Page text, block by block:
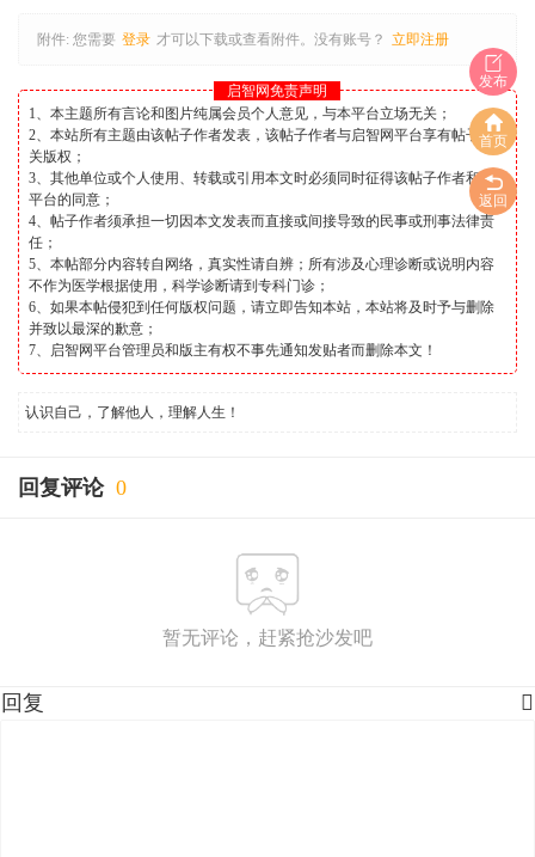
附件: 您需要 登录 才可以下载或查看附件。没有账号？ 立即注册
启智网免责声明
1、本主题所有言论和图片纯属会员个人意见，与本平台立场无关；
2、本站所有主题由该帖子作者发表，该帖子作者与启智网平台享有帖子相
关版权；
3、其他单位或个人使用、转载或引用本文时必须同时征得该帖子作者和本
平台的同意；
4、帖子作者须承担一切因本文发表而直接或间接导致的民事或刑事法律责
任；
5、本帖部分内容转自网络，真实性请自辨；所有涉及心理诊断或说明内容
不作为医学根据使用，科学诊断请到专科门诊；
6、如果本帖侵犯到任何版权问题，请立即告知本站，本站将及时予与删除
并致以最深的歉意；
7、启智网平台管理员和版主有权不事先通知发贴者而删除本文！
认识自己，了解他人，理解人生！
回复评论 0
暂无评论，赶紧抢沙发吧
发布
首页
返回

回复